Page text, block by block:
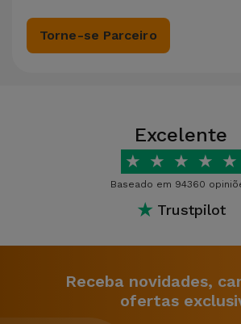
Torne-se Parceiro
Excelente
★ ★ ★ ★ ★
Baseado em 94360
★ Trustpilot
Receba novidades,
ofertas